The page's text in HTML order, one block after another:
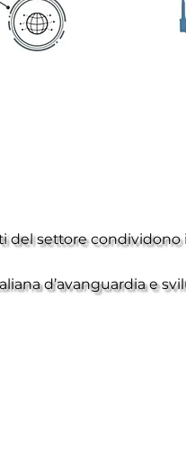
del settore
d’avanguardia e